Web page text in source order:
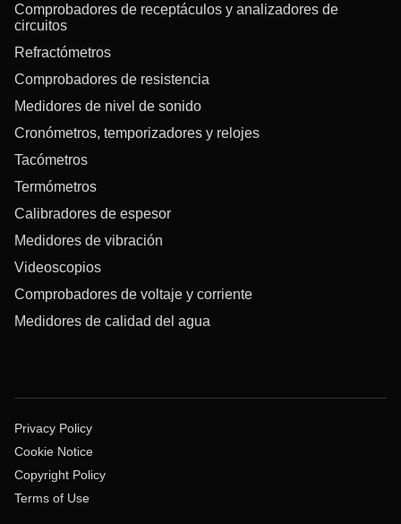
Comprobadores de receptáculos y analizadores de
circuitos
Refractómetros
Comprobadores de resistencia
Medidores de nivel de sonido
Cronómetros, temporizadores y relojes
Tacómetros
Termómetros
Calibradores de espesor
Medidores de vibración
Videoscopios
Comprobadores de voltaje y corriente
Medidores de calidad del agua
Privacy Policy
Cookie Notice
Copyright Policy
Terms of Use